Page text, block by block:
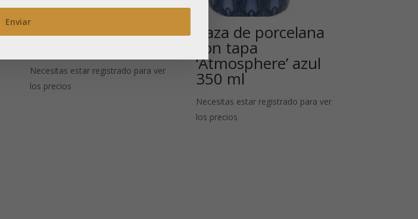
Fuhao: Gaiwan de
Necesitas estar registrado para ver
los precios
Taza de porcelana
con tapa
‘Atmosphere’ azul
350 ml
Necesitas estar registrado para ver
los precios